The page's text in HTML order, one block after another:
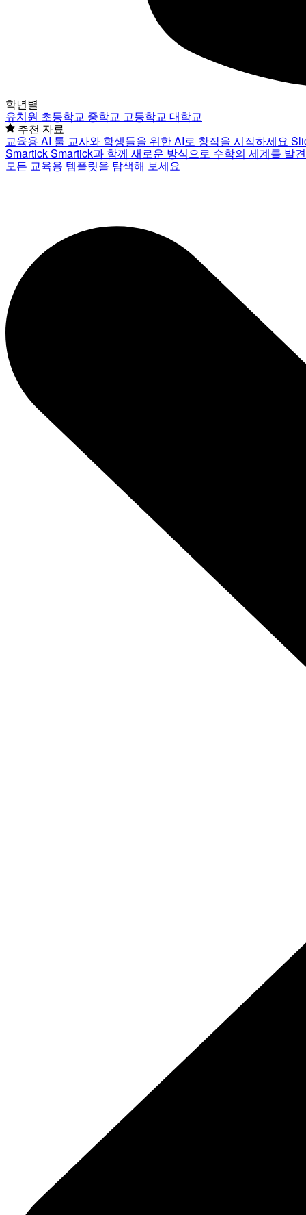
학년별
유치원 초등학교 중학교 고등학교 대학교
추천 자료
교육용 AI 툴 교사와 학생들을 위한 AI로 창작을 시작하세요
SmartickSmartick과 함께 새로운 방식으로 수학의 세계를 발
모든 교육용 템플릿을 탐색해 보세요